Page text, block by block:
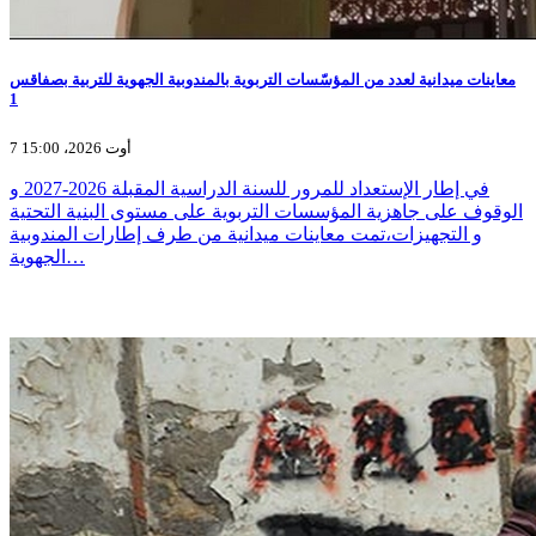
معاينات ميدانية لعدد من المؤسّسات التربوية بالمندوبية الجهوية للتربية بصفاقس
1
7 أوت 2026، 15:00
في إطار الإستعداد للمرور للسنة الدراسية المقبلة 2026-2027 و
الوقوف على جاهزية المؤسسات التربوية على مستوى البنية التحتية
و التجهيزات،تمت معاينات ميدانية من طرف إطارات المندوبية
الجهوية…